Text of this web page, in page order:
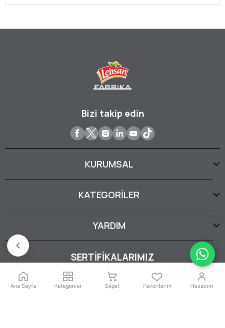
Bizi takip edin
KURUMSAL
KATEGORİLER
YARDIM
SERTİFİKALARIMIZ
Ana Sayfa Kategoriler Sepet Favorilerim Hesabım